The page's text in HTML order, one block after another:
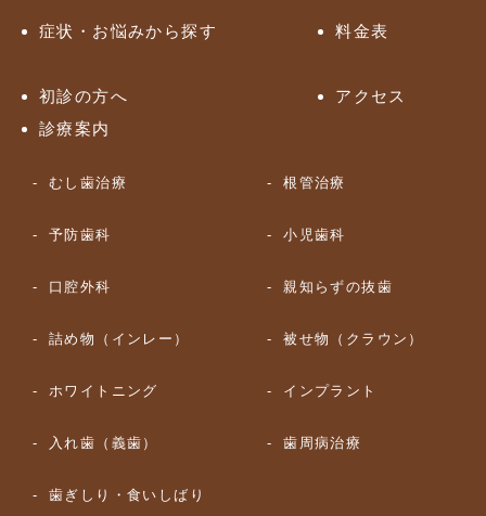
症状・お悩みから探す 料金表
初診の方へ
アクセス
診療案内
むし歯治療 根管治療
予防歯科 小児歯科
口腔外科 親知らずの抜歯
詰め物（インレー） 被せ物（クラウン）
ホワイトニング インプラント
入れ歯（義歯） 歯周病治療
歯ぎしり・食いしばり